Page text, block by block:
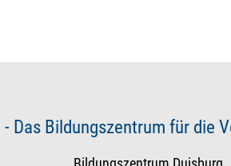
- Das Bildungszentrum für die